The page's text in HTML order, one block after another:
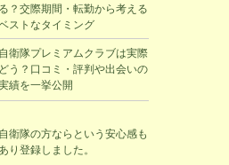
る？交際期間・転勤から考える
ストなタイミング
自衛隊プレミアムクラブは実際
どう？口コミ・評判や出会いの
績を一挙公開
自衛隊の方ならという安心感も
り登録しました。